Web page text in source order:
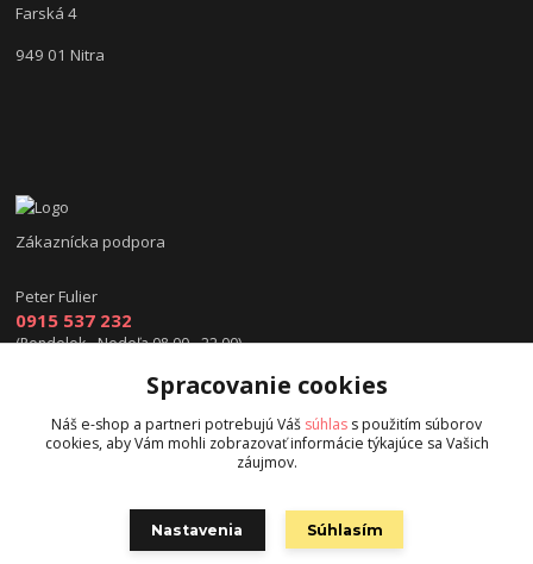
Farská 4
949 01 Nitra
Zákaznícka podpora
Peter Fulier
0915 537 232
(Pondelok - Nedeľa 08.00 - 22.00)
info@hokejexpert.sk
Spracovanie cookies
Náš e-shop a partneri potrebujú Váš súhlas s použitím súborov
cookies, aby Vám mohli zobrazovať informácie týkajúce sa Vašich
záujmov.
Nastavenia Súhlasím